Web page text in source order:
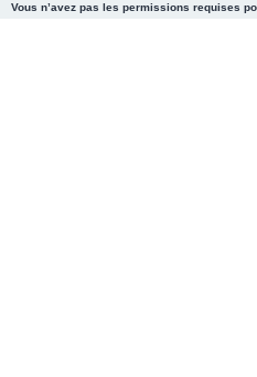
Vous n’avez pas les permissions requises